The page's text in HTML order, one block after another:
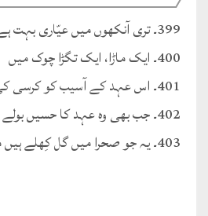
399۔ تری آنکھوں میں عیّاری بہت ہے
400۔ ایک ماڑا، ایک تگڑا چوک میں
401۔ اس عہد کے آسیب کو کرسی کی پڑی تھی
402۔ جب بھی وہ عہد کا حسیں بولے
403۔ یہ جو صحرا میں گل کِھلے ہیں میاں